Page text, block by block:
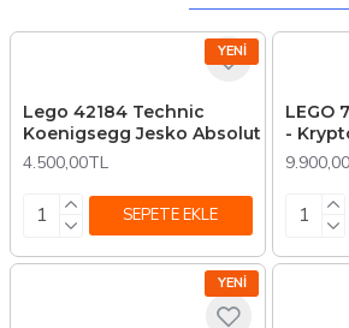
YENI
Lego 42184 Technic
Koenigsegg Jesko Absolut
4.500,00TL
SEPETE EKLE
LEGO
-
YENI